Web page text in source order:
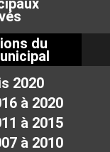
du
2020
à 2020
à 2015
à 2010